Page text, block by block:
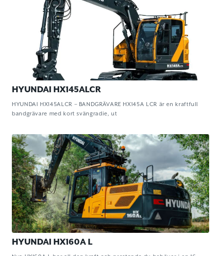
HYUNDAI HX145ALCR
HYUNDAI HX145ALCR – BANDGRÄVARE HX145A LCR är en kraftfull
bandgrävare med kort svängradie, ut
HYUNDAI HX160A L